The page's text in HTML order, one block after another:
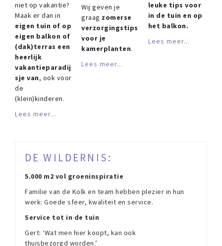
niet op vakantie?
Maak er dan in
eigen tuin of op
eigen balkon of
(dak)terras een
heerlijk
vakantieparadij
sje van, ook voor
de
(klein)kinderen.
Lees meer...
Wij geven je
graag zomerse
verzorgingstips
voor je
kamerplanten.
Lees meer...
leuke tips voor
in de tuin en op
het balkon.
Lees meer...
DE WILDERNIS:
5.000 m2 vol groeninspiratie
Familie van de Kolk en team hebben plezier in hun
werk: Goede sfeer, kwaliteit en service.
Service tot in de tuin
Gert: ‘Wat men hier koopt, kan ook
thuisbezorgd worden.’